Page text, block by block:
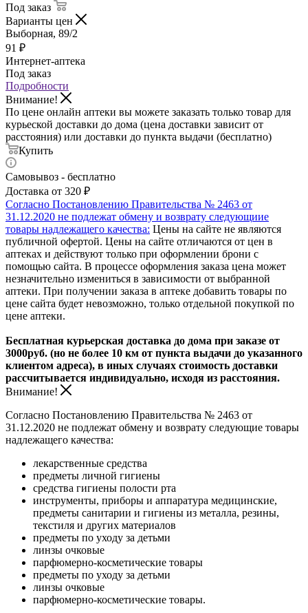
Под заказ
Варианты цен
Выборная, 89/2
91 ₽
Интернет-аптека
Под заказ
Подробности
Внимание!
По цене онлайн аптеки вы можете заказать только товар для
курьеской доставки до дома (цена доставки зависит от
расстояния) или доставки до пункта выдачи (бесплатно)
Купить
Самовывоз - бесплатно
Доставка от 320 ₽
Согласно Постановлению Правительства № 2463 от
31.12.2020 не подлежат обмену и возврату следующиие
товары надлежащего качества: Цены на сайте не являются
публичной офертой. Цены на сайте отличаются от цен в
аптеках и действуют только при оформлении брони с
помощью сайта. В процессе оформления заказа цена может
незначительно измениться в зависимости от выбранной
аптеки. При получении заказа в аптеке добавить товары по
цене сайта будет невозможно, только отдельной покупкой по
цене аптеки.
Бесплатная курьерская доставка до дома при заказе от
3000руб. (но не более 10 км от пункта выдачи до указанного
клиентом адреса), в иных случаях стоимость доставки
рассчитывается индивидуально, исходя из расстояния.
Внимание!
Согласно Постановлению Правительства № 2463 от
31.12.2020 не подлежат обмену и возврату следующие товары
надлежащего качества:
лекарственные средства
предметы личной гигиены
средства гигиены полости рта
инструменты, приборы и аппаратура медицинские,
предметы санитарии и гигиены из металла, резины,
текстиля и других материалов
предметы по уходу за детьми
линзы очковые
парфюмерно-косметические товары
предметы по уходу за детьми
линзы очковые
парфюмерно-косметические товары.